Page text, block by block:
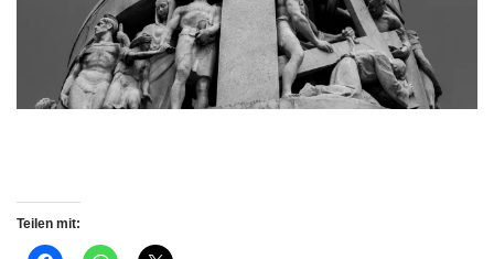
Teilen mit: